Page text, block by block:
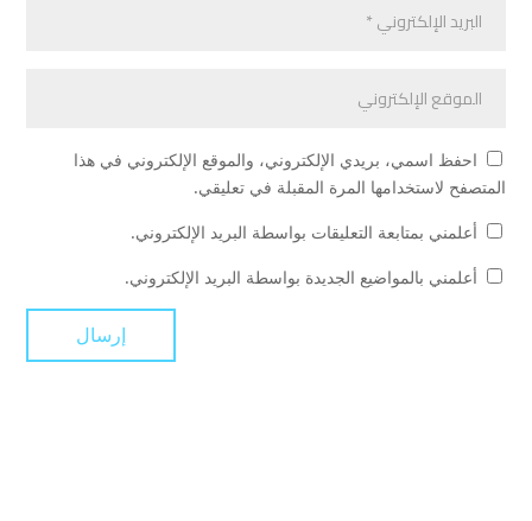
احفظ اسمي، بريدي الإلكتروني، والموقع الإلكتروني في هذا
المتصفح لاستخدامها المرة المقبلة في تعليقي.
أعلمني بمتابعة التعليقات بواسطة البريد الإلكتروني.
أعلمني بالمواضيع الجديدة بواسطة البريد الإلكتروني.